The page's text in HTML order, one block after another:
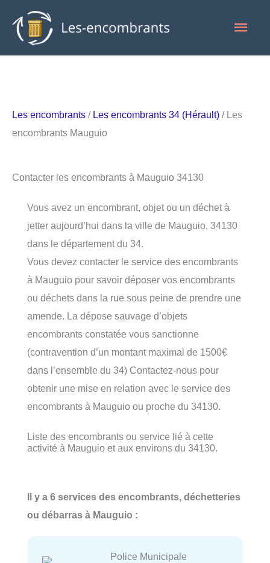
contenu
Les encombrants / Les encombrants 34 (Hérault) / Les
encombrants Mauguio
Contacter les encombrants à Mauguio 34130
Vous avez un encombrant, objet ou un déchet à
jetter aujourd’hui dans la ville de Mauguio, 34130
dans le département du 34.
Vous devez contacter le service des encombrants
à Mauguio pour savoir déposer vos encombrants
ou déchets dans la rue sous peine de prendre une
amende. La dépose sauvage d’objets
encombrants constatée vous sanctionne
(contravention d’un montant maximal de 1500€
dans l’ensemble du 34) Contactez-nous pour
obtenir une mise en relation avec le service des
encombrants à Mauguio ou proche du 34130.
Liste des encombrants ou service lié à cette
activité à Mauguio et aux environs du 34130.
Il y a 6 services des encombrants, déchetteries
ou débarras à Mauguio :
Police Municipale